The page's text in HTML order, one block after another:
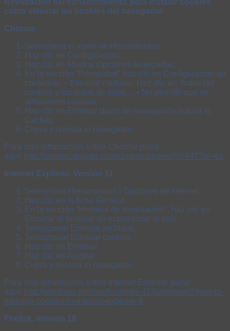
Revocación del consentimiento para instalar cookies
como eliminar las cookies del navegador
Chrome
Selecciona el icono de Herramientas
Haz clic en Configuración.
Haz clic en Mostrar Opciones Avanzadas.
En la sección “Privacidad” haz clic en Configuración de
contenido. • Eliminar cookies: Haz clic en Todas las
cookies y los datos de sitios… • No permitir que se
almacenen cookies.
Haz clic en Eliminar datos de navegación (vaciar la
Caché).
Cierra y reinicia el navegador.
Para más información sobre Chrome pulse
aquí: http://support.google.com/chrome/answer/95647?hl=es
Internet Explorer. Versión 11
Selecciona Herramientas | Opciones de Internet.
Haz clic en la ficha General.
En la sección “Historial de exploración”, haz clic en
Eliminar el historial de exploración al salir.
Seleccionar Eliminar archivos.
Seleccionar Eliminar cookies.
Haz clic en Eliminar.
Haz clic en Aceptar.
Cierra y reinicia el navegador.
Para más información sobre Internet Explorer pulse
aquí: http://windows.microsoft.com/es-419/windows7/how-to-
manage-cookies-in-internet-explorer-9
Firefox. Versión 18